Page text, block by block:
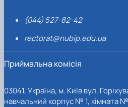
(044) 527-82-42
rectorat@nubip.edu.ua
Приймальна комісія
03041, Україна, м. Київ вул.
навчальний корпус № 1, кімната